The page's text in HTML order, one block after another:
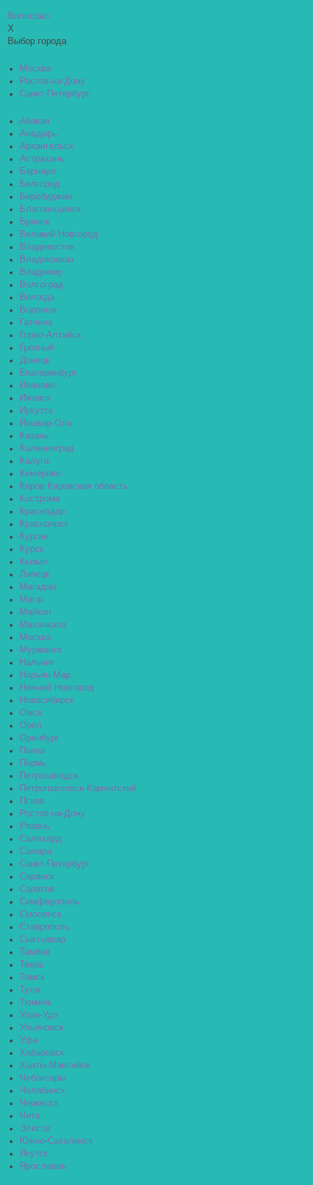
Волосово
X
Выбор города
Москва
Ростов-на-Дону
Санкт-Петербург
Абакан
Анадырь
Архангельск
Астрахань
Барнаул
Белгород
Биробиджан
Благовещенск
Брянск
Великий Новгород
Владивосток
Владикавказ
Владимир
Волгоград
Вологда
Воронеж
Гатчина
Горно-Алтайск
Грозный
Донецк
Екатеринбург
Иваново
Ижевск
Иркутск
Йошкар-Ола
Казань
Калининград
Калуга
Кемерово
Киров Кировская область
Кострома
Краснодар
Красноярск
Курган
Курск
Кызыл
Липецк
Магадан
Магас
Майкоп
Махачкала
Москва
Мурманск
Нальчик
Нарьян-Мар
Нижний Новгород
Новосибирск
Омск
Орёл
Оренбург
Пенза
Пермь
Петрозаводск
Петропавловск-Камчатский
Псков
Ростов-на-Дону
Рязань
Салехард
Самара
Санкт-Петербург
Саранск
Саратов
Симферополь
Смоленск
Ставрополь
Сыктывкар
Тамбов
Тверь
Томск
Тула
Тюмень
Улан-Удэ
Ульяновск
Уфа
Хабаровск
Ханты-Мансийск
Чебоксары
Челябинск
Черкесск
Чита
Элиста
Южно-Сахалинск
Якутск
Ярославль